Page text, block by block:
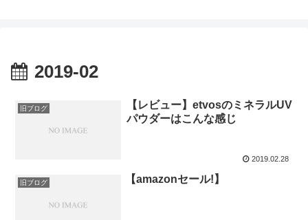
2019-02
旧ブログ
【レビュー】etvosのミネラルUV
パウダーはこんな感じ
2019.02.28
旧ブログ 【amazonセール!】